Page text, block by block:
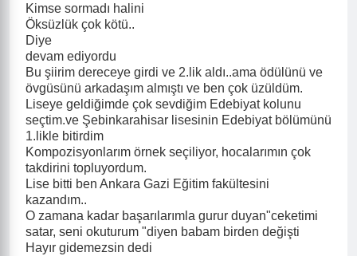
Kimse sormadı halini
Öksüzlük çok kötü..
Diye
devam ediyordu
Bu şiirim dereceye girdi ve 2.lik aldı..ama ödülünü ve
övgüsünü arkadaşım almıştı ve ben çok üzüldüm.
Liseye geldiğimde çok sevdiğim Edebiyat kolunu
seçtim.ve Şebinkarahisar lisesinin Edebiyat bölümünü
1.likle bitirdim
Kompozisyonlarım örnek seçiliyor, hocalarımın çok
takdirini topluyordum.
Lise bitti ben Ankara Gazi Eğitim fakültesini
kazandım..
O zamana kadar başarılarımla gurur duyan"ceketimi
satar, seni okuturum "diyen babam birden değişti
Hayır gidemezsin dedi